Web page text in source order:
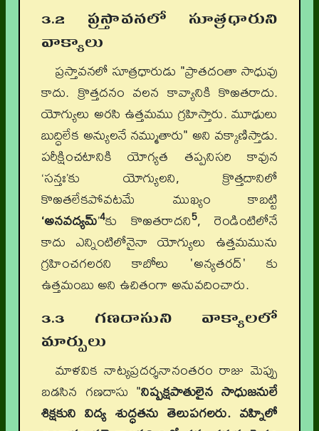
3.2 ప్రస్తావనలో సూత్రధారుని
వాక్యాలు
ప్రస్తావనలో సూత్రధారుడు "ప్రాతదంతా సాధువు
కాదు. క్రొత్తదనం వలన కావ్యానికి కొఱతరాదు.
యోగ్యులు అరసి ఉత్తమము గ్రహిస్తారు. మూఢులు
బుద్ధిలేక అన్యులనే నమ్ముతారు" అని వక్కాణిస్తాడు.
పరీక్షించటానికి యోగ్యత తప్పనిసరి కావున
‘సన్తః’కు యోగ్యులని, క్రొత్తదానిలో
కొఱతలేకపోవటమే ముఖ్యం కాబట్టి
‘అనవద్యమ్’4కు కొఱతరాదని5, రెండింటిలోనే
కాదు ఎన్నింటిలోనైనా యోగ్యులు ఉత్తమమును
గ్రహించగలరని కాబోలు 'అన్యతరద్' కు
ఉత్తమంబు అని ఉచితంగా అనువదించారు.
3.3 గణదాసుని వాక్యాలలో
మార్పులు
మాళవిక నాట్యప్రదర్శనానంతరం రాజు మెప్పు
బడసిన గణదాసు "నిష్పక్షపాతులైన సాధుజనులే
శిక్షకుని విద్య శుద్ధతను తెలుపగలరు. వహ్నిలో